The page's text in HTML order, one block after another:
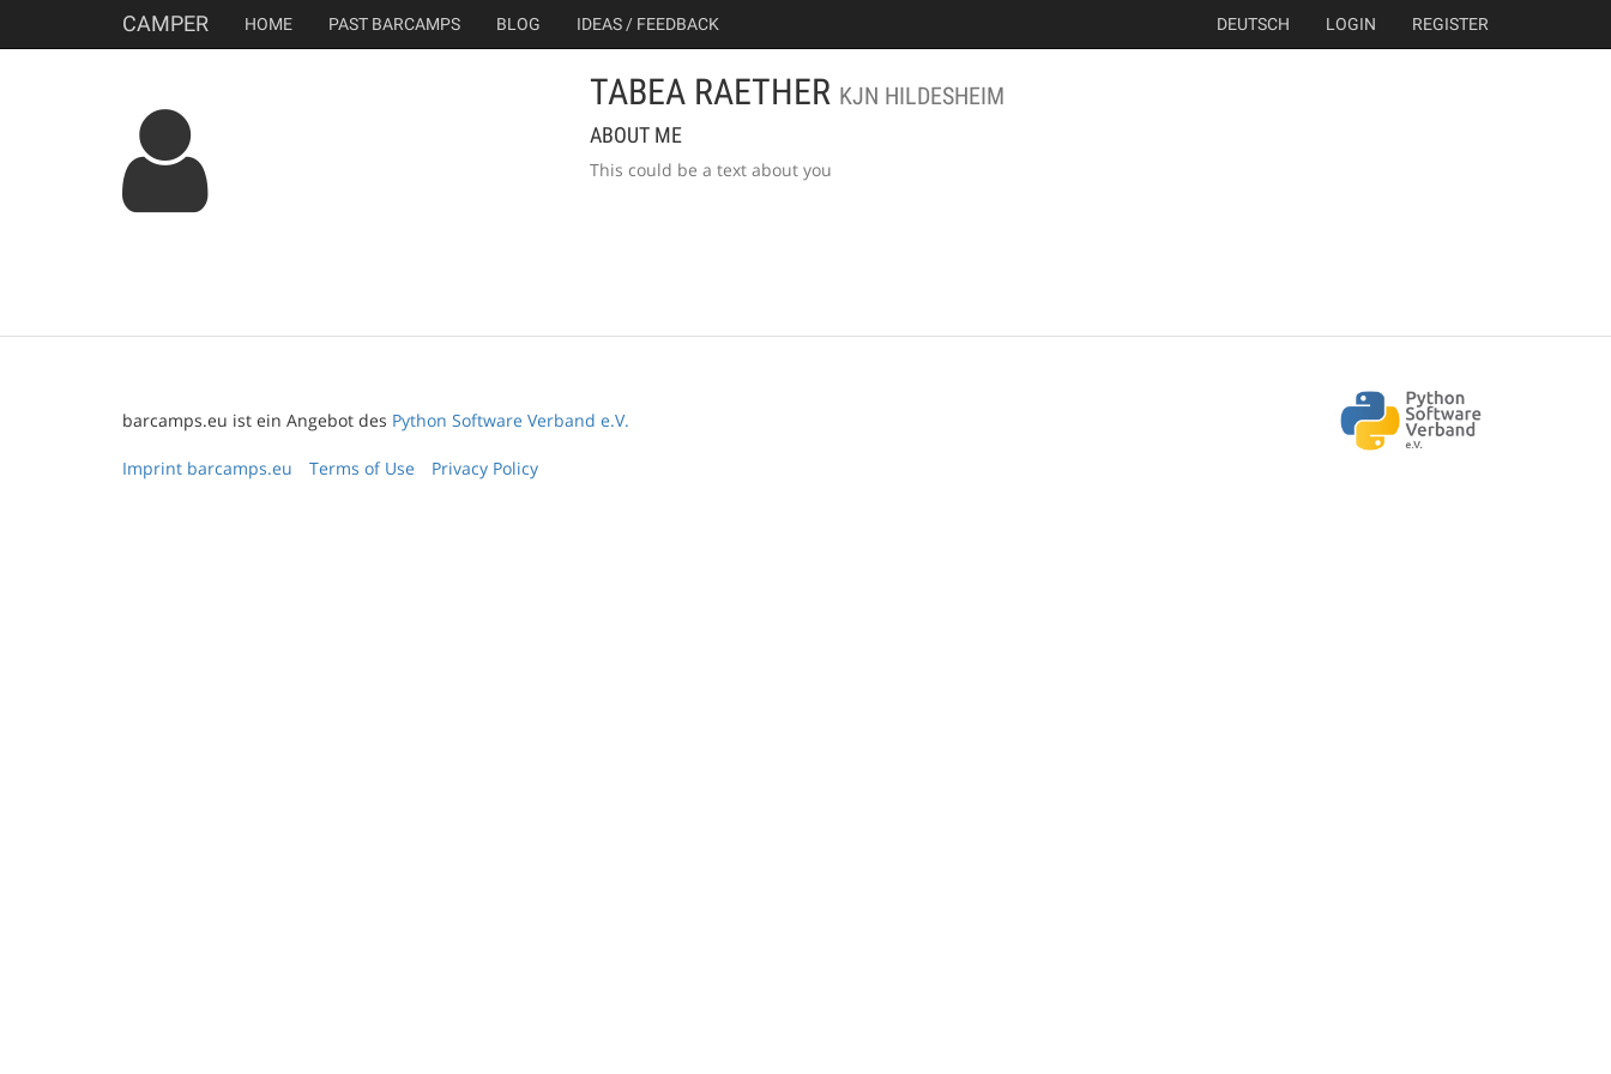
CAMPER HOME PAST BARCAMPS BLOG IDEAS / FEEDBACK DEUTSCH LOGIN REGISTER
TABEA RAETHER KJN HILDESHEIM
ABOUT ME
This could be a text about you
barcamps.eu ist ein Angebot des Python Software Verband e.V.
Imprint barcamps.eu Terms of Use Privacy Policy